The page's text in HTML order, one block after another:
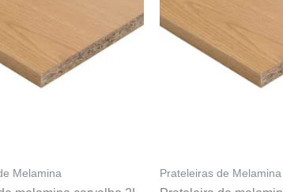
Melamina Prateleiras de Melamina